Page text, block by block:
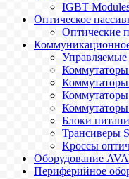
IGBT
Оптическое
Оптические
Блоки
Трансиверы
Кроссы
Оборудование
Периферийное